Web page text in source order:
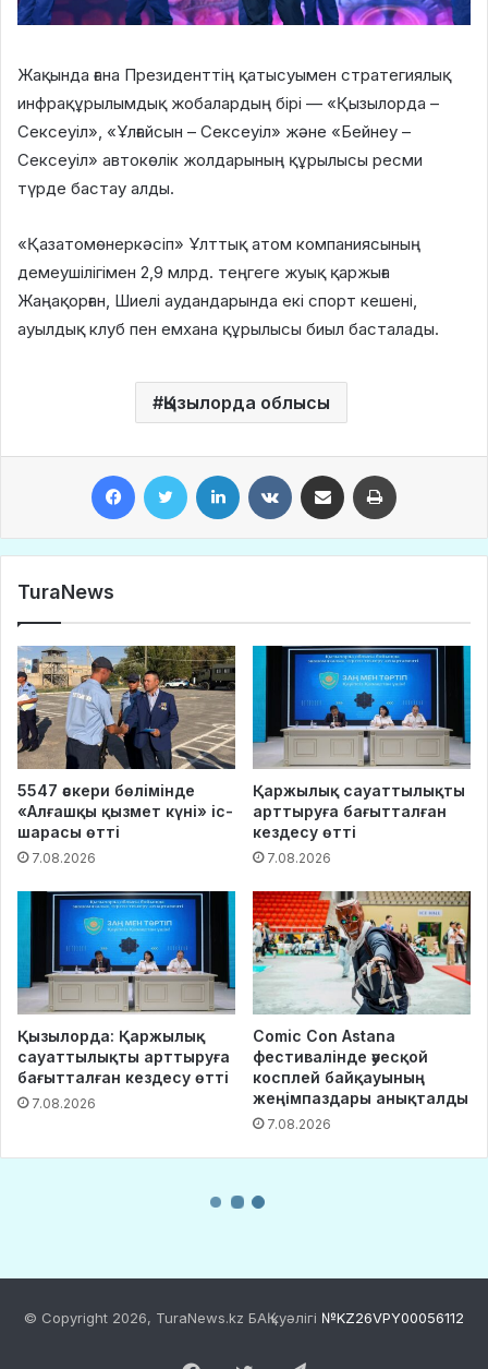
© Copyright 2026, TuraNews.kz БАҚ куәлігі №KZ26VPY00056112